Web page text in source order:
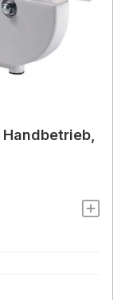
Handbetrieb,